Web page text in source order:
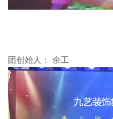
九
团创始人 ：余工